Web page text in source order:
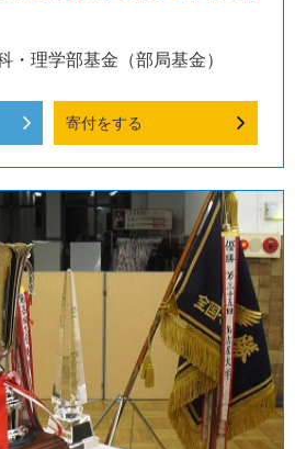
・理学部基金（部局基金）
寄付をする